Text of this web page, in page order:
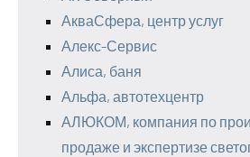
АкваСфера, центр услуг
Алекс-Сервис
Алиса, баня
Альфа, автотехцентр
АЛЮКОМ, компания по
продаже и экспертизе